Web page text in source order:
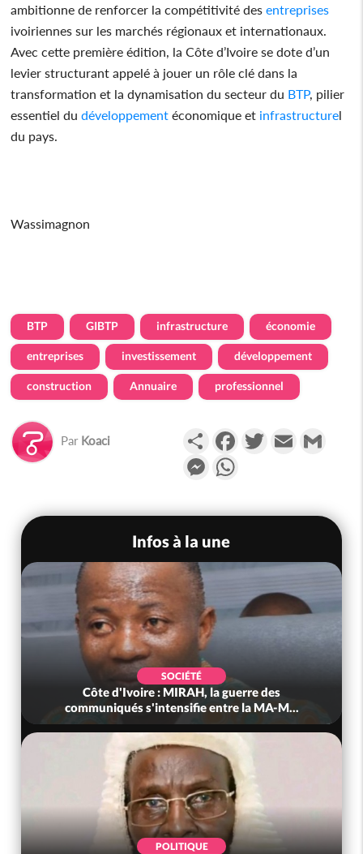
ambitionne de renforcer la compétitivité des entreprises
ivoiriennes sur les marchés régionaux et internationaux.
Avec cette première édition, la Côte d’Ivoire se dote d’un
levier structurant appelé à jouer un rôle clé dans la
transformation et la dynamisation du secteur du BTP, pilier
essentiel du développement économique et infrastructurel
du pays.
Wassimagnon
BTP GIBTP infrastructure économie
entreprises investissement développement
construction Annuaire professionnel
Par Koaci PartagerFacebookTwitterEmail
Messenger
Infos à la une
SOCIÉTÉ
Côte d'Ivoire : MIRAH, la guerre des
communiqués s'intensifie entre la MA-M...
POLITIQUE